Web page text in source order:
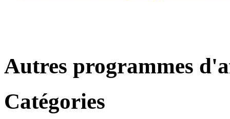
Autres programmes
Catégories